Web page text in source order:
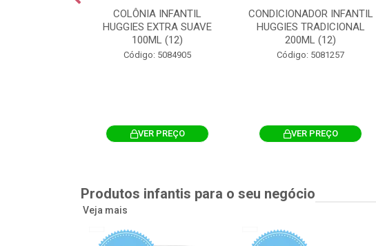
COLÔNIA INFANTIL
HUGGIES EXTRA SUAVE
100ML (12)
Código: 5084905
VER PREÇO
CONDICIONADOR INFANTIL
HUGGIES TRADICIONAL
200ML (12)
Código: 5081257
VER PREÇO
Produtos infantis para o seu negócio
Veja mais